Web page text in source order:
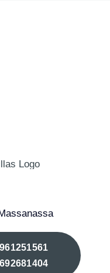
961251561
692681404